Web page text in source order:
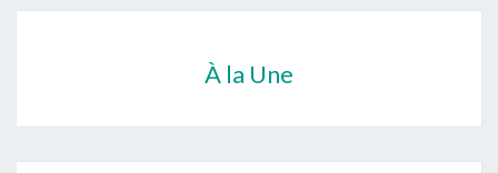
À la Une